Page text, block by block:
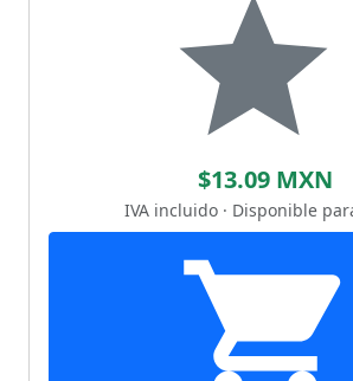
$13.09 MXN
IVA incluido · Disponible